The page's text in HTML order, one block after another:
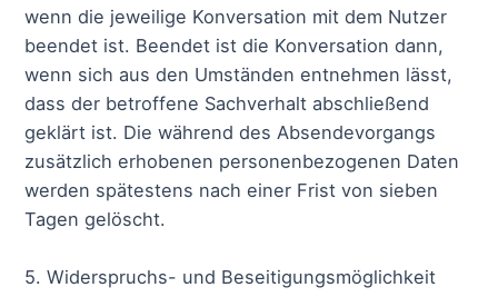
wenn die jeweilige Konversation mit dem Nutzer
beendet ist. Beendet ist die Konversation dann,
wenn sich aus den Umständen entnehmen lässt,
dass der betroffene Sachverhalt abschließend
geklärt ist. Die während des Absendevorgangs
zusätzlich erhobenen personenbezogenen Daten
werden spätestens nach einer Frist von sieben
Tagen gelöscht.
5. Widerspruchs- und Beseitigungsmöglichkeit